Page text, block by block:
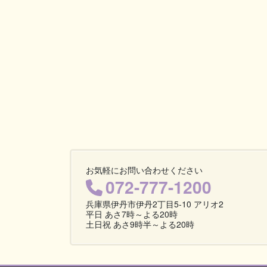
お気軽にお問い合わせください
072-777-1200
兵庫県伊丹市伊丹2丁目5-10 アリオ2
平日 あさ7時～よる20時
土日祝 あさ9時半～よる20時